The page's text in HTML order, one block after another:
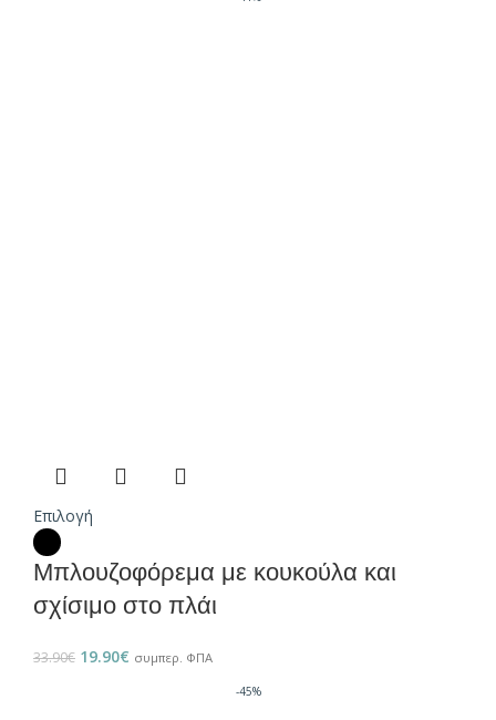
Επιλογή
Μπλουζοφόρεμα με κουκούλα και
σχίσιμο στο πλάι
33.90€ 19.90€ συμπερ. ΦΠΑ
-45%